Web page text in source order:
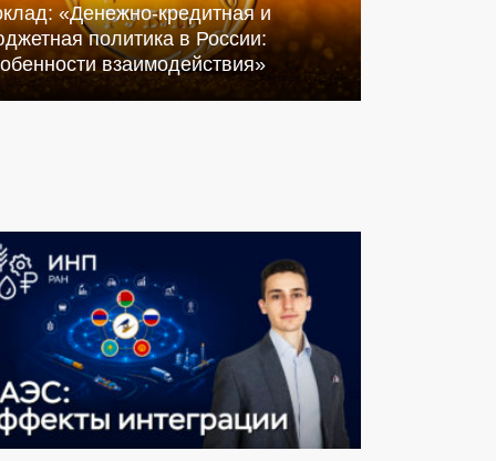
«Денежно-кредитная и
политика в России:
взаимодействия»